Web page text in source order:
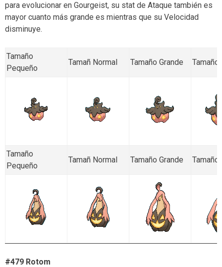
para evolucionar en Gourgeist, su stat de Ataque también es
mayor cuanto más grande es mientras que su Velocidad
disminuye.
Tamaño
Pequeño
Tamañ Normal Tamaño Grande Tamaño
Tamaño
Pequeño
Tamañ Normal Tamaño Grande Tamaño
#479 Rotom